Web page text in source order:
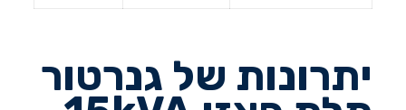
יתרונות של גנרטור